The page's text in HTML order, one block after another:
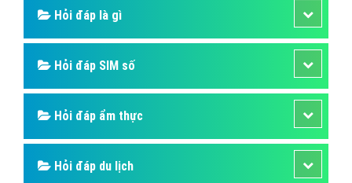
Hỏi đáp là gì
Hỏi đáp SIM số
Hỏi đáp ẩm thực
Hỏi đáp du lịch